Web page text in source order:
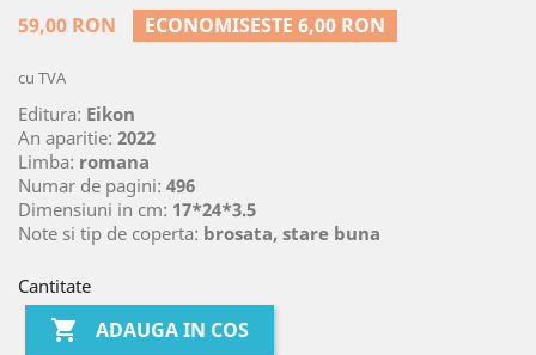
59,00 RON
ECONOMISESTE 6,00 RON
cu TVA
Editura: Eikon
An aparitie: 2022
Limba: romana
Numar de pagini: 496
Dimensiuni in cm: 17*24*3.5
Note si tip de coperta: brosata, stare buna
Cantitate
 ADAUGA IN COS